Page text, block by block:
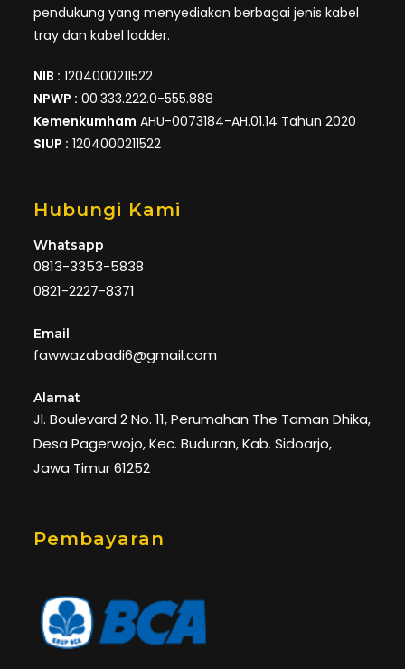
pendukung yang menyediakan berbagai jenis kabel
tray dan kabel ladder.
NIB : 1204000211522
NPWP : 00.333.222.0-555.888
Kemenkumham AHU-0073184-AH.01.14 Tahun 2020
SIUP : 1204000211522
Hubungi Kami
Whatsapp
0813-3353-5838
0821-2227-8371
Email
fawwazabadi6@gmail.com
Alamat
Jl. Boulevard 2 No. 11, Perumahan The Taman Dhika,
Desa Pagerwojo, Kec. Buduran, Kab. Sidoarjo,
Jawa Timur 61252
Pembayaran